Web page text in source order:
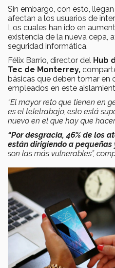
Sin embargo, con esto, llegan
afectan a los usuarios de
Los cuales han ido en
existencia de la nueva cepa,
seguridad informática.
Félix Barrio, director del Hub
Tec de Monterrey,
básicas que deben tomar en
empleados en este
“El mayor reto que tienen en
es el teletrabajo, esto está
nuevo en el que hay que
“Por desgracia, 46% de los
están dirigiendo a pequeñas
son las más vulnerables”,